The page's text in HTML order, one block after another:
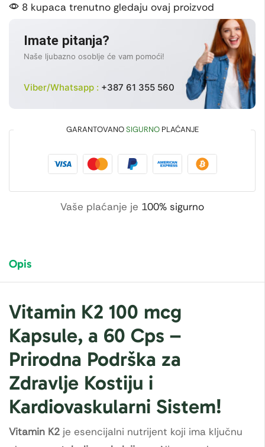
8 kupaca trenutno gledaju ovaj proizvod
Imate pitanja?
Naše ljubazno osoblje će vam pomoći!
Viber/Whatsapp : +387 61 355 560
GARANTOVANOSIGURNOPLAĆANJE
Vaše plaćanje je 100% sigurno
Opis
Vitamin K2 100 mcg
Kapsule, a 60 Cps –
Prirodna Podrška za
Zdravlje Kostiju i
Kardiovaskularni Sistem!
Vitamin K2 je esencijalni nutrijent koji ima ključnu